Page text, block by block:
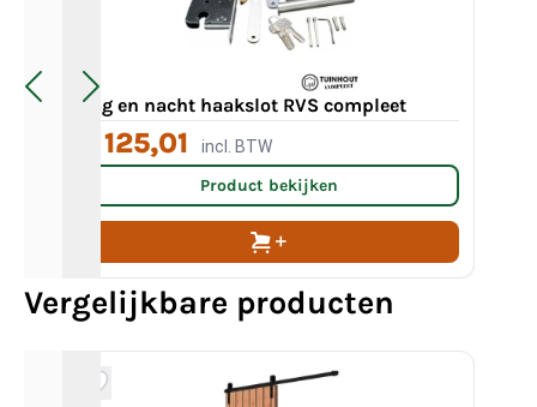
Dag en nacht haakslot RVS compleet
€ 125,01 incl. BTW
Product bekijken
Vergelijkbare producten